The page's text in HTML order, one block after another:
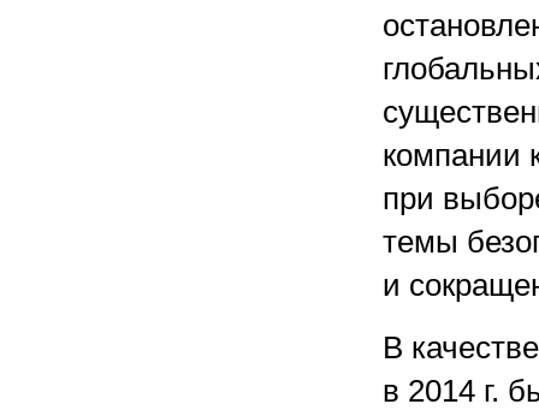
компании
при
темы
и
В
в 2014 г.